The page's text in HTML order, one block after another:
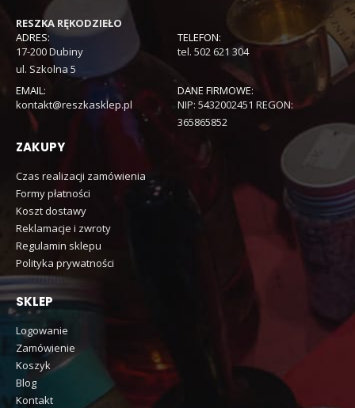
RESZKA RĘKODZIEŁO
ADRES:
17-200 Dubiny
ul. Szkolna 5
TELEFON:
tel. 502 621 304
EMAIL:
kontakt@reszkasklep.pl
DANE FIRMOWE:
NIP: 5432002451 REGON:
365865852
ZAKUPY
Czas realizacji zamówienia
Formy płatności
Koszt dostawy
Reklamacje i zwroty
Regulamin sklepu
Polityka prywatności
SKLEP
Logowanie
Zamówienie
Koszyk
Blog
Kontakt